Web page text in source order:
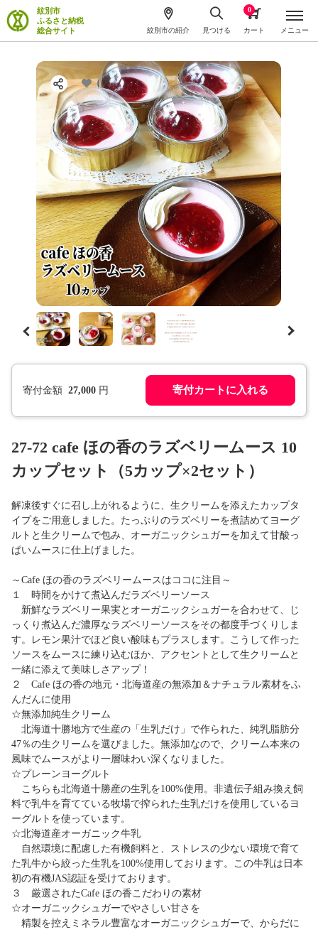
紋別市
ふるさと納税
総合サイト
紋別市の紹介 見つける カート
0
メニュー
寄付金額 27,000 円 寄付カートに入れる
27-72 cafe ほの香のラズベリームース 10
カップセット（5カップ×2セット）
解凍後すぐに召し上がれるように、生クリームを添えたカップタ
イプをご用意しました。たっぷりのラズベリーを煮詰めてヨーグ
ルトと生クリームで包み、オーガニックシュガーを加えて甘酸っ
ぱいムースに仕上げました。
～Cafe ほの香のラズベリームースはココに注目～
１ 時間をかけて煮込んだラズベリーソース
新鮮なラズベリー果実とオーガニックシュガーを合わせて、じ
っくり煮込んだ濃厚なラズベリーソースをその都度手づくりしま
す。レモン果汁でほど良い酸味もプラスします。こうして作った
ソースをムースに練り込むほか、アクセントとして生クリームと
一緒に添えて美味しさアップ！
２ Cafe ほの香の地元・北海道産の無添加＆ナチュラル素材をふ
んだんに使用
☆無添加純生クリーム
北海道十勝地方で生産の「生乳だけ」で作られた、純乳脂肪分
47％の生クリームを選びました。無添加なので、クリーム本来の
風味でムースがより一層味わい深くなりました。
☆プレーンヨーグルト
こちらも北海道十勝産の生乳を100%使用。非遺伝子組み換え飼
料で乳牛を育てている牧場で搾られた生乳だけを使用しているヨ
ーグルトを使っています。
☆北海道産オーガニック牛乳
自然環境に配慮した有機飼料と、ストレスの少ない環境で育て
た乳牛から絞った生乳を100%使用しております。この牛乳は日本
初の有機JAS認証を受けております。
３ 厳選されたCafe ほの香こだわりの素材
☆オーガニックシュガーでやさしい甘さを
精製を控えミネラル豊富なオーガニックシュガーで、からだに